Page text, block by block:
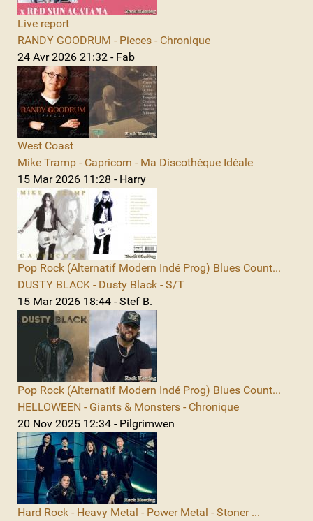
Live report
RANDY GOODRUM - Pieces - Chronique
24 Avr 2026 21:32 - Fab
West Coast
Mike Tramp - Capricorn - Ma Discothèque Idéale
15 Mar 2026 11:28 - Harry
Pop Rock (Alternatif Modern Indé Prog) Blues Count...
DUSTY BLACK - Dusty Black - S/T
15 Mar 2026 18:44 - Stef B.
Pop Rock (Alternatif Modern Indé Prog) Blues Count...
HELLOWEEN - Giants & Monsters - Chronique
20 Nov 2025 12:34 - Pilgrimwen
Hard Rock - Heavy Metal - Power Metal - Stoner ...